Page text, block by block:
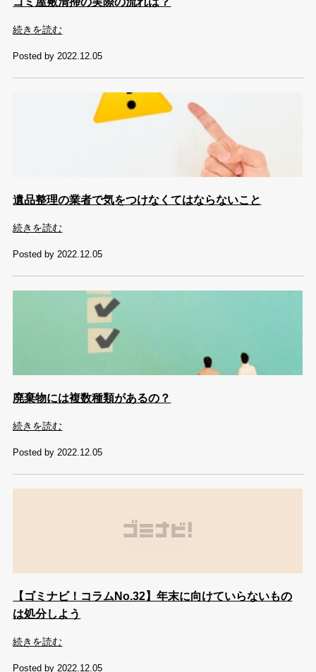
続きを読む
Posted by 2022.12.05
遺品整理の業者で気をつけなくてはならないこと
続きを読む
Posted by 2022.12.05
廃棄物には複数種類があるの？
続きを読む
Posted by 2022.12.05
【ゴミナビ！コラムNo.32】年末に向けていらないもの
は処分しよう
続きを読む
Posted by 2022.12.05